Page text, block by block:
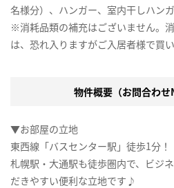
名様分）、ハンガー、室内干しハン
※消耗品類の補充はございません。
は、恐れ入りますがご入居者様で買
物件概要（お問合わせ
▼お部屋の立地
東西線「バスセンター駅」徒歩1分！
札幌駅・大通駅も徒歩圏内で、ビジ
だきやすい便利な立地です♪